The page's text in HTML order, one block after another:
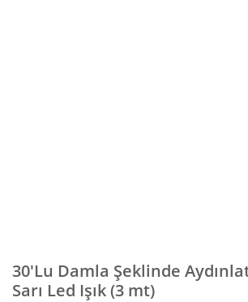
30'Lu Damla Şeklinde
Sarı Led Işık (3 mt)